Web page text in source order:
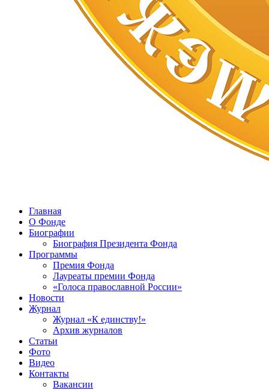
Главная
О Фонде
Биографии
Биография Президента Фонда
Программы
Премия Фонда
Лауреаты премии Фонда
«Голоса православной России»
Новости
Журнал
Журнал «К единству!»
Архив журналов
Статьи
Фото
Видео
Контакты
Вакансии